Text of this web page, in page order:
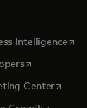
dans un nouvel
Intelligence
s’ouvre dans
Center